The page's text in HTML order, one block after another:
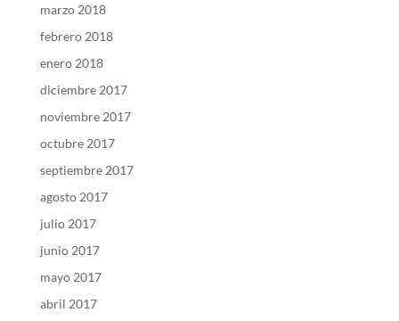
marzo 2018
febrero 2018
enero 2018
diciembre 2017
noviembre 2017
octubre 2017
septiembre 2017
agosto 2017
julio 2017
junio 2017
mayo 2017
abril 2017